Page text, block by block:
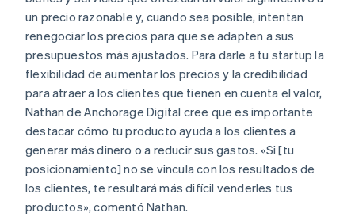
un precio razonable y, cuando sea posible, intentan
renegociar los precios para que se adapten a sus
presupuestos más ajustados. Para darle a tu startup la
flexibilidad de aumentar los precios y la credibilidad
para atraer a los clientes que tienen en cuenta el valor,
Nathan de Anchorage Digital cree que es importante
destacar cómo tu producto ayuda a los clientes a
generar más dinero o a reducir sus gastos. «Si [tu
posicionamiento] no se vincula con los resultados de
los clientes, te resultará más difícil venderles tus
productos», comentó Nathan.